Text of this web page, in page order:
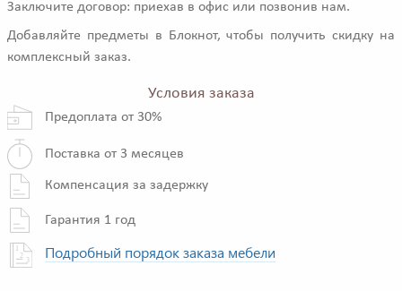
Заключите договор: приехав в офис или позвонив нам.
Добавляйте предметы в Блокнот, чтобы получить скидку на
комплексный заказ.
Условия заказа
Предоплата от 30%
Поставка от 3 месяцев
Компенсация за задержку
Гарантия 1 год
Подробный порядок заказа мебели